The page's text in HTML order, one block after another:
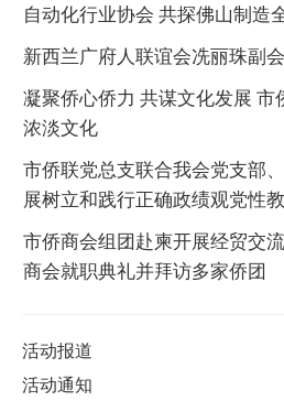
自动化行业协会 共探佛山制造
新西兰广府人联谊会冼丽珠副
凝聚侨心侨力 共谋文化发展 市
浓淡文化
市侨联党总支联合我会党支部
展树立和践行正确政绩观党性
市侨商会组团赴柬开展经贸交
商会就职典礼并拜访多家侨团
活动报道
活动通知